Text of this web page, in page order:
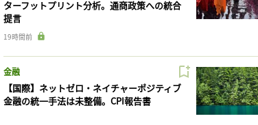
ターフットプリント分析。通商政策への統合
提言
19時間前
金融
【国際】ネットゼロ・ネイチャーポジティブ
金融の統一手法は未整備。CPI報告書